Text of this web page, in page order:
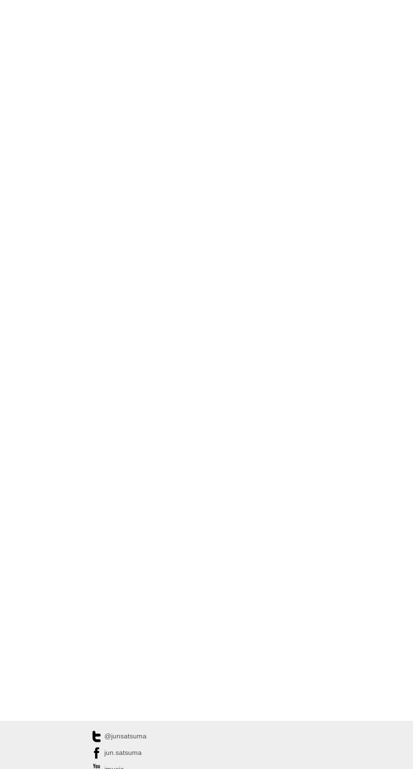
@junsatsuma
jun.satsuma